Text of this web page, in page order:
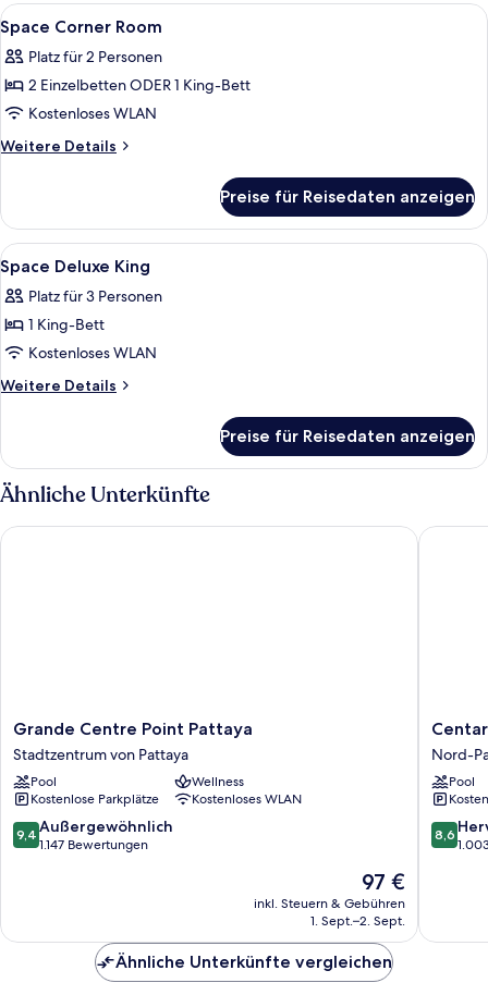
Alle
Fotos
für
Space
Corner
Room
Minibar, Zimmersafe, Schreibtisch,
6
Space Corner Room
Platz für 2 Personen
2 Einzelbetten ODER 1 King-Bett
Kostenloses WLAN
Weitere Details
Weitere
Corner
Room
Preise für Reisedaten anzeigen
Alle
Fotos
für
Space
Deluxe
King
Minibar, Zimmersafe, Schreibtisch,
4
Space Deluxe King
Platz für 3 Personen
1 King-Bett
Kostenloses WLAN
Weitere Details
Weitere
Deluxe
King
Preise für Reisedaten anzeigen
Ähnliche Unterkünfte
Grande
Centre
Point
Pattaya
Stadtzentrum
von
Pattaya
Grande Centre Point Pattaya
Stadtzentrum von Pattaya
Pool
Wellness
Kostenlose Parkplätze
Kostenloses WLAN
9.4
von
9,4 Außergewöhnlich
1.147 Bewertungen
Der
Preis
beträgt
97 €
inkl. Steuern & Gebühren
1. Sept.–2. Sept.
Grande Centre Point Pattaya
Centara
Grand
Mirage
Beach
Resort
Pattaya
Nord-
Nord-
Pool
8.6
von
8,6
Centara
Ähnliche Unterkünfte vergleichen